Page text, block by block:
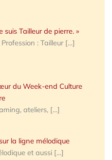
suis Tailleur de pierre. »
: Tailleur […]
du Week-end Culture
ateliers, […]
la ligne mélodique
et aussi […]